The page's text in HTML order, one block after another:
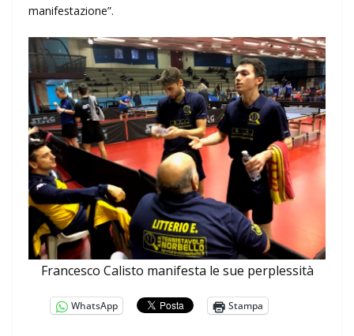
manifestazione”.
Francesco Calisto manifesta le sue perplessità
WhatsApp Stampa